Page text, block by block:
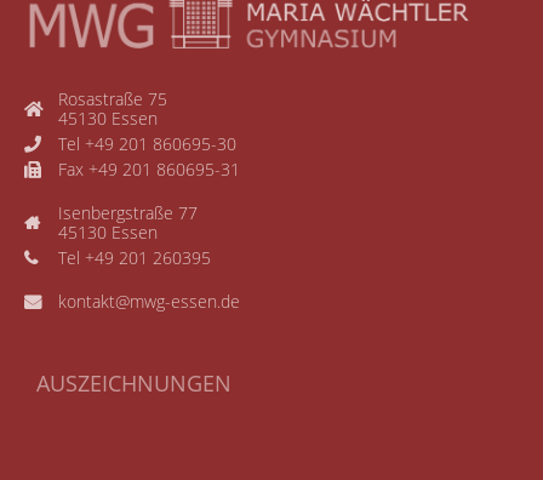
Rosastraße 75
45130 Essen
Tel +49 201 860695-30
Fax +49 201 860695-31
Isenbergstraße 77
45130 Essen
Tel +49 201 260395
kontakt@mwg-essen.de
AUSZEICHNUNGEN